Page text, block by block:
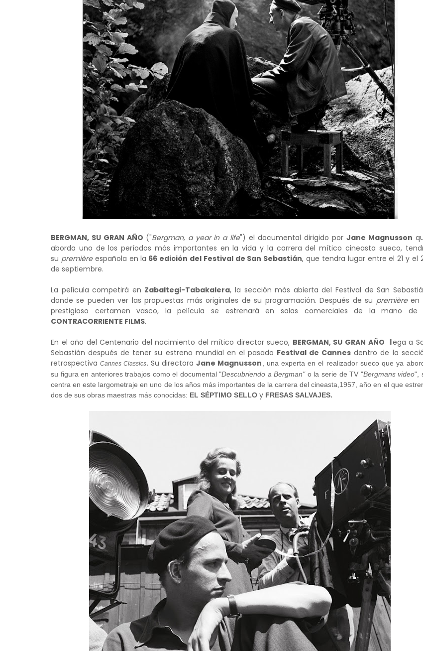
BERGMAN, SU GRAN AÑO ("Bergman, a year in a life") el documental dirigido por Jane Magnusson
aborda uno de los períodos más importantes en la vida y la carrera del mítico cineasta sueco,
su première española en la 66 edición del Festival de San Sebastián, que tendra lugar entre el 21 y el
de septiembre.
La película competirá en Zabaltegi-Tabakalera, la sección más abierta del Festival de San
donde se pueden ver las propuestas más originales de su programación. Después de su premièreen
prestigioso certamen vasco, la película se estrenará en salas comerciales de la mano de
CONTRACORRIENTE FILMS.
En el año del Centenario del nacimiento del mítico director sueco, BERGMAN, SU GRAN AÑO llega a
Sebastián después de tener su estreno mundial en el pasado Festival de Cannes dentro de la
retrospectivaCannes Classics. Su directoraJane Magnusson , una experta en el realizador sueco que ya
su figura en anteriores trabajos como el documental "Descubriendo a Bergman"o la serie de TV "Bergmans video",
centra en este largometraje en uno de los años más importantes de la carrera del cineasta,1957, año en el que
dos de sus obras maestras más conocidas: EL SÉPTIMO SELLO y FRESAS SALVAJES.